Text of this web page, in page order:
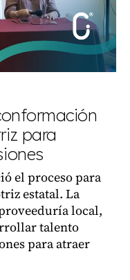
para
el proceso para
estatal. La
local,
talento
para atraer